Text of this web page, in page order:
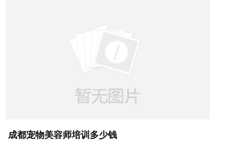
成都宠物美容师培训多少钱